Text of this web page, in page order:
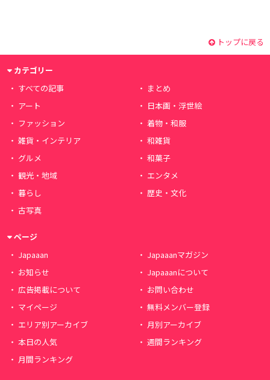
トップに戻る
カテゴリー
すべての記事
まとめ
アート
日本画・浮世絵
ファッション
着物・和服
雑貨・インテリア
和雑貨
グルメ
和菓子
観光・地域
エンタメ
暮らし
歴史・文化
古写真
ページ
Japaaan
Japaaanマガジン
お知らせ
Japaaanについて
広告掲載について
お問い合わせ
マイページ
無料メンバー登録
エリア別アーカイブ
月別アーカイブ
本日の人気
週間ランキング
月間ランキング